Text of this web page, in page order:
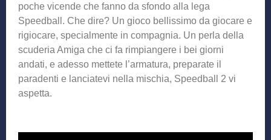
poche vicende che fanno da sfondo alla lega
Speedball. Che dire? Un gioco bellissimo da giocare e
rigiocare, specialmente in compagnia. Un perla della
scuderia Amiga che ci fa rimpiangere i bei giorni
andati, e adesso mettete l’armatura, preparate il
paradenti e lanciatevi nella mischia, Speedball 2 vi
aspetta.